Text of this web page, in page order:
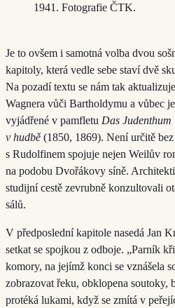
1941. Fotografie ČTK.
Je to ovšem i samotná volba dvou
kapitoly, která vedle sebe staví dvě
Na pozadí textu se nám tak
Wagnera vůči Bartholdymu a vůbec
vyjádřené v pamfletu Das
v hudbě (1850, 1869). Není určitě
s Rudolfinem spojuje nejen Weilův
na podobu Dvořákovy síně.
studijní cestě zevrubně konzultovali
sálů.
V předposlední kapitole nasedá Jan
setkat se spojkou z odboje. „Parník
komory, na jejímž konci se vznášela
zobrazovat řeku, obklopena
protéká lukami, když se zmítá v